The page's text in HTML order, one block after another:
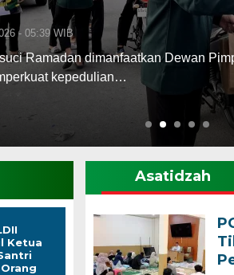
- 20:18 WIB
Pimpinan Daerah Lembaga
Ketua
Asatidzah